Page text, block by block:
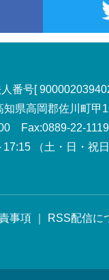
番号[
県高岡郡佐川町甲
Fax:0889-22-1119
17:15 （土・日・祝
事項 RSS配信に